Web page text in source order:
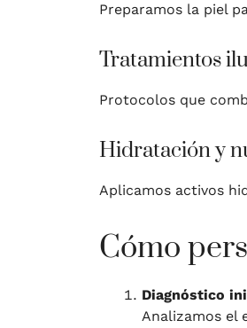
Preparamos la piel
Tratamientos
Protocolos que
Hidratación y
Aplicamos activos
Cómo
Diagnóstico
Analizamos el